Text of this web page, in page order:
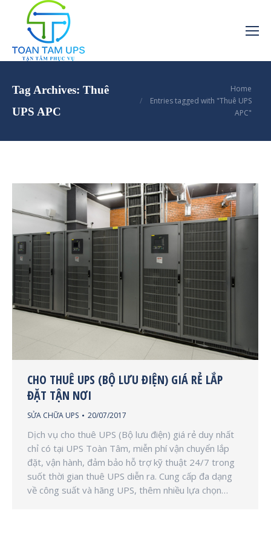
Tag Archives: Thuê
UPS APC
Home
Entries tagged with "Thuê UPS
APC"
CHO THUÊ UPS (BỘ LƯU ĐIỆN) GIÁ RẺ LẮP
ĐẶT TẬN NƠI
SỬA CHỮA UPS 20/07/2017
Dịch vụ cho thuê UPS (Bộ lưu điện) giá rẻ duy nhất
chỉ có tại UPS Toàn Tâm, miễn phí vận chuyển lắp
đặt, vận hành, đảm bảo hỗ trợ kỹ thuật 24/7 trong
suốt thời gian thuê UPS diễn ra. Cung cấp đa dạng
về công suất và hãng UPS, thêm nhiều lựa chọn…